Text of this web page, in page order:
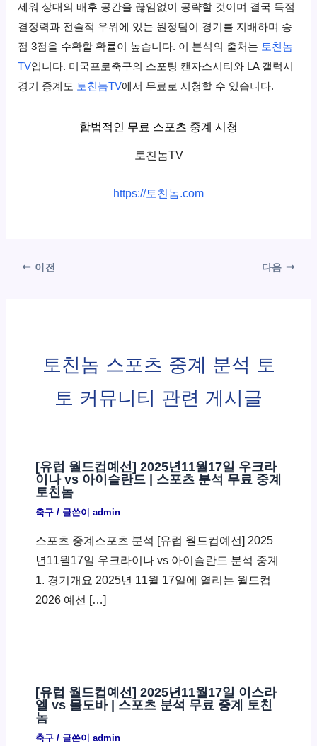
세워 상대의 배후 공간을 끊임없이 공략할 것이며 결국 득점
결정력과 전술적 우위에 있는 원정팀이 경기를 지배하며 승
점 3점을 수확할 확률이 높습니다. 이 분석의 출처는 토친놈
TV입니다. 미국프로축구의 스포팅 캔자스시티와 LA 갤럭시
경기 중계도 토친놈TV에서 무료로 시청할 수 있습니다.
합법적인 무료 스포츠 중계 시청
토친놈TV
https://토친놈.com
이전 다음
토친놈 스포츠 중계 분석 토
토 커뮤니티 관련 게시글
[유럽 월드컵예선] 2025년11월17일 우크라
이나 vs 아이슬란드 | 스포츠 분석 무료 중계
토친놈
축구/ 글쓴이 admin
스포츠 중계스포츠 분석 [유럽 월드컵예선] 2025
년11월17일 우크라이나 vs 아이슬란드 분석 중계
1. 경기개요 2025년 11월 17일에 열리는 월드컵
2026 예선 […]
[유럽 월드컵예선] 2025년11월17일 이스라
엘 vs 몰도바 | 스포츠 분석 무료 중계 토친
놈
축구/ 글쓴이 admin